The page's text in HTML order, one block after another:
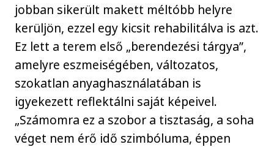
jobban sikerült makett méltóbb helyre
kerüljön, ezzel egy kicsit rehabilitálva is azt.
Ez lett a terem első „berendezési tárgya”,
amelyre eszmeiségében, változatos,
szokatlan anyaghasználatában is
igyekezett reflektálni saját képeivel.
„Számomra ez a szobor a tisztaság, a soha
véget nem érő idő szimbóluma, éppen